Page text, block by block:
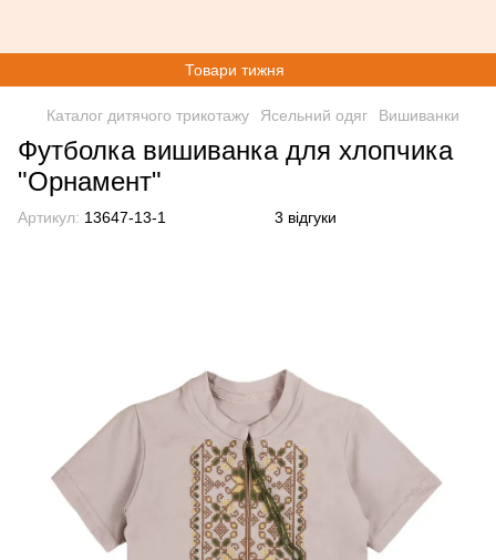
Товари тижня
Каталог дитячого трикотажу Ясельний одяг Вишиванки
Футболка вишиванка для хлопчика
"Орнамент"
Артикул: 13647-13-1 3 відгуки